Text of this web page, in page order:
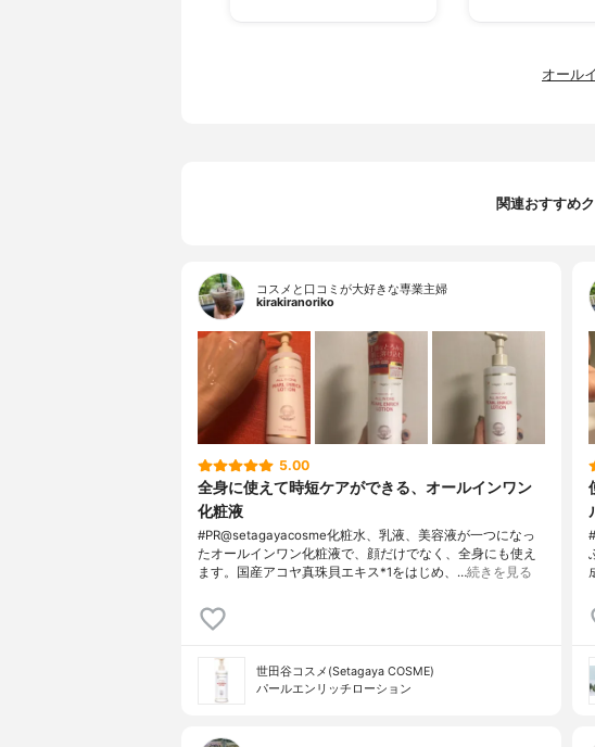
オール
関連おすすめ
コスメと口コミが大好きな専業主婦
kirakiranoriko
5.00
全身に使えて時短ケアができる、オールインワン
化粧液
#PR@setagayacosme化粧水、乳液、美容液が一つになっ
たオールインワン化粧液で、顔だけでなく、全身にも使え
ます。国産アコヤ真珠貝エキス*1をはじめ、…続きを見る
世田谷コスメ(Setagaya COSME)
パールエンリッチローション